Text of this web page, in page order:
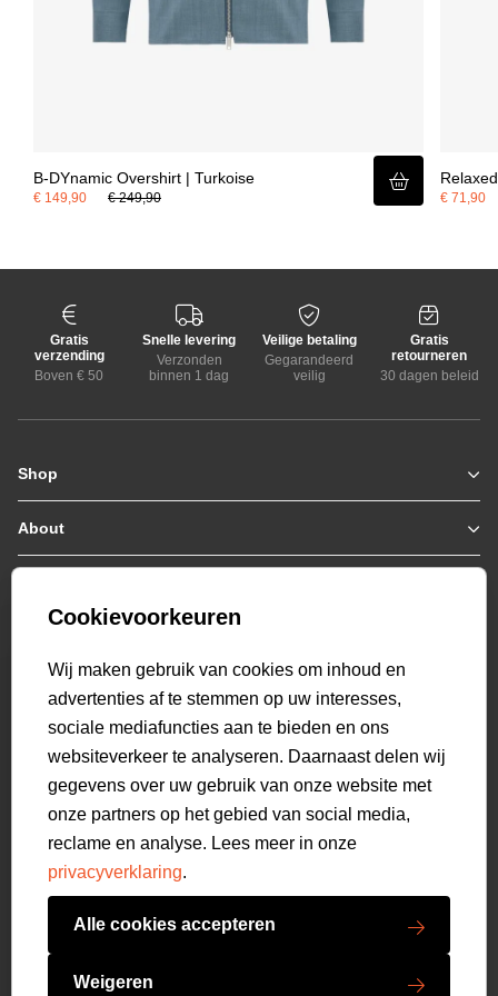
B-DYnamic Overshirt | Turkoise
€ 149,90 € 249,90 € 71,90
Gratis
verzending
Boven € 50
Snelle levering
Verzonden
binnen 1 dag
Veilige betaling
Gegarandeerd
veilig
Gratis
retourneren
30 dagen beleid
Shop
Zomerjassen
Jassen / Coats
Colberts
Hoodies
Polo's
T-shirts
Overshirts
Overhemden
Sweatpants
Broeken
Short sweatpants
Shorts
Schoenen
Swimwear
Accessoires
About
Who we are
Genti X PSV
Bestellen & Betalen
Retourneren
Veelgestelde vragen
Mijn Account
beoordelingen
Cookievoorkeuren
Wij maken gebruik van cookies om inhoud en
advertenties af te stemmen op uw interesses,
sociale mediafuncties aan te bieden en ons
websiteverkeer te analyseren. Daarnaast delen wij
gegevens over uw gebruik van onze website met
onze partners op het gebied van social media,
reclame en analyse. Lees meer in onze
privacyverklaring.
Alle cookies accepteren
Weigeren